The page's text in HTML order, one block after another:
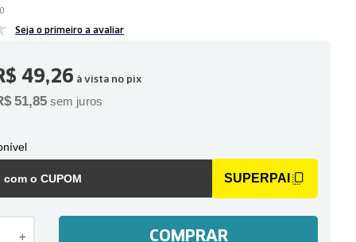
Seja o primeiro a avaliar
49,26 à vista no pix
51,85 sem juros
com o CUPOM SUPERPAI
＋ COMPRAR